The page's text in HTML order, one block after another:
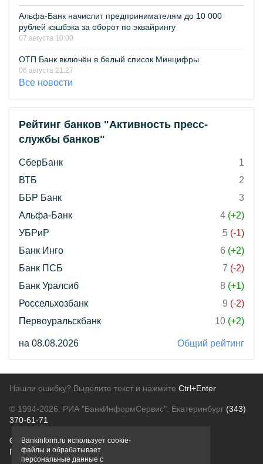
Альфа-Банк начислит предпринимателям до 10 000
рублей кэшбэка за оборот по эквайрингу
07 августа 10:00
ОТП Банк включён в белый список Минцифры
06 августа 21:27
Все новости
Рейтинг банков "Активность пресс-
службы банков"
СберБанк
1
ВТБ
2
ББР Банк
3
Альфа-Банк
4 (+2)
УБРиР
5 (-1)
Банк Инго
6 (+2)
Банк ПСБ
7 (-2)
Банк Уралсиб
8 (+1)
Россельхозбанк
9 (-2)
Первоуральскбанк
10 (+2)
на 08.08.2026 Общий рейтинг
Нашли ошибку? Выделите текст и нажмите Ctrl+Enter
© 1994-2026. РИА "БанкИнформСервис". Екатеринбург (343)
370-61-71
О проектеПолитика конфиденциальности
Правовая информацияДля рекламодателей
Bankinform.ru использует cookie-
файлы и обрабатывает
персональные данные с